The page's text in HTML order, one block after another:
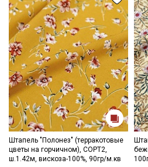
Штапель "Полонез" (терракотовые
цветы на горчичном), СОРТ2,
ш.1.42м, вискоза-100%, 90гр/м.кв